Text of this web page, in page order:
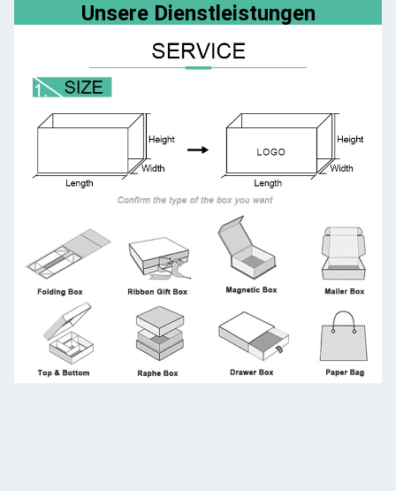
Unsere Dienstleistungen